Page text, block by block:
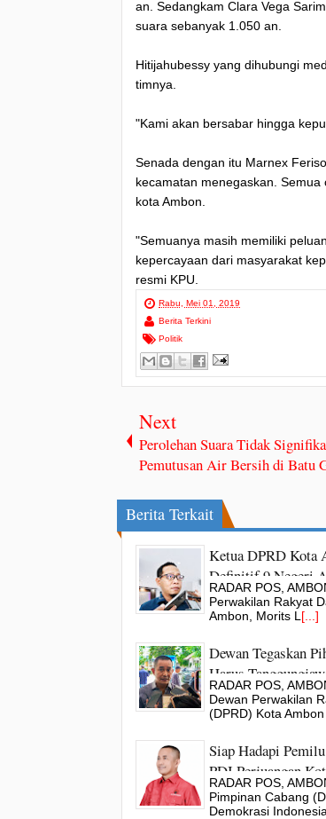
an. Sedangkam Clara Vega
suara sebanyak 1.050 an.
Hitijahubessy yang dihubungi
timnya.
"Kami akan bersabar hingga
Senada dengan itu Marnex
kecamatan menegaskan.
kota Ambon.
"Semuanya masih memiliki
kepercayaan dari masyarakat
resmi KPU.
Rabu, Mei 01, 2019
Berita Terkini
Politik
Next
Perolehan Suara Tidak
Pemutusan Air Bersih di Batu
Berita Terkait
Ketua DPRD Kota
Definitif 9 Negeri
Ditetapkan
RADAR POS,
Perwakilan Rakyat
Ambon, Morits L [...]
Dewan Tegaskan
Harus
Perumahan BHU
RADAR POS,
Dewan Perwakilan
(DPRD) Kota
Siap Hadapi
PDI Perjuangan
Struktur Hingga
RADAR POS,
Pimpinan Cabang
Demokrasi